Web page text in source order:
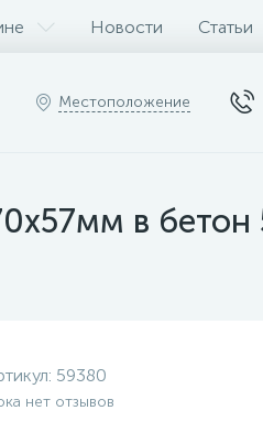
Новости Статьи
Местоположение
в бетон
59380
нет отзывов